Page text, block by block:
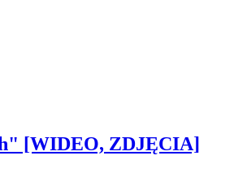
[WIDEO, ZDJĘCIA]